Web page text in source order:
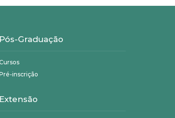
Pós-Graduação
inscrição
Extensão